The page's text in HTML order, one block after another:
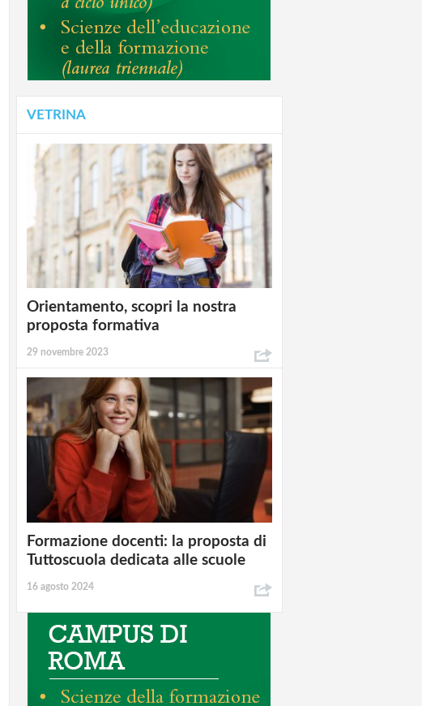
VETRINA
Orientamento, scopri la nostra
proposta formativa
29 novembre 2023
Formazione docenti: la proposta di
Tuttoscuola dedicata alle scuole
16 agosto 2024